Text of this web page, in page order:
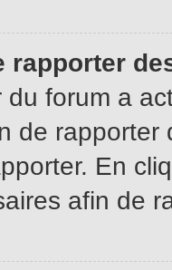
rapporter
du forum a
de
En
afin de